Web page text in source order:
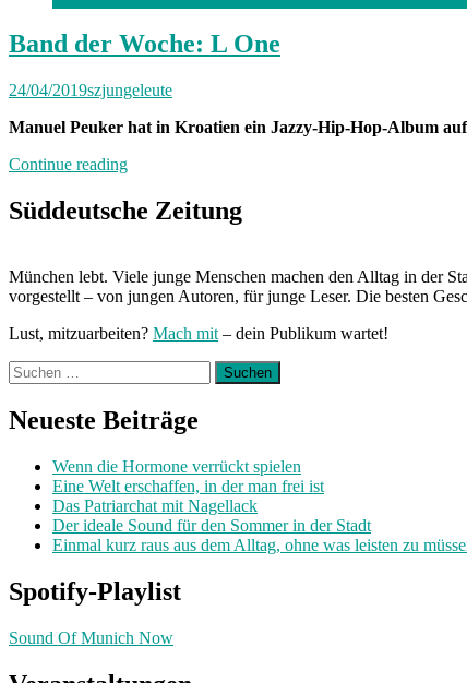
Band der Woche: L One
24/04/2019szjungeleute
Manuel Peuker hat in Kroatien ein Jazzy-Hip-Hop-Album
Continue reading„Band
Woche:
L
Süddeutsche Zeitung
München lebt. Viele junge Menschen machen den Alltag in der
vorgestellt – von jungen Autoren, für junge Leser. Die besten
Lust, mitzuarbeiten? Mach mit – dein Publikum wartet!
Suchen
nach:
Neueste Beiträge
Wenn die Hormone verrückt spielen
Eine Welt erschaffen, in der man frei ist
Das Patriarchat mit Nagellack
Der ideale Sound für den Sommer in der Stadt
Einmal kurz raus aus dem Alltag, ohne was leisten zu
Spotify-Playlist
Sound Of Munich Now